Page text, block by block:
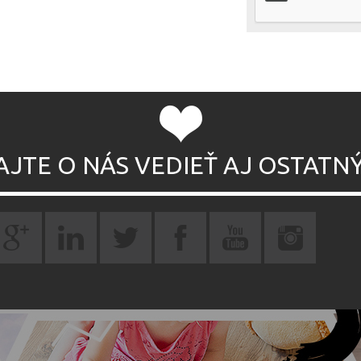
O NÁS VEDIEŤ AJ